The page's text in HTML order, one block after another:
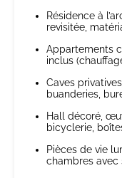
Résidence à
revisitée,
Appartements
inclus
Caves
buanderies,
Hall décoré,
bicyclerie,
Pièces de vie
chambres avec